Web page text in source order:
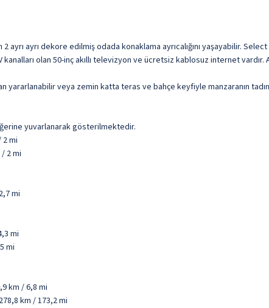
ayrı ayrı dekore edilmiş odada konaklama ayrıcalığını yaşayabilir.
olan 50-inç akıllı televizyon ve ücretsiz kablosuz internet
yararlanabilir veya zemin katta teras ve bahçe keyfiyle manzaranın
yuvarlanarak gösterilmektedir.
mi
2 mi
mi
mi
mi
km / 6,8 mi
km / 173,2 mi